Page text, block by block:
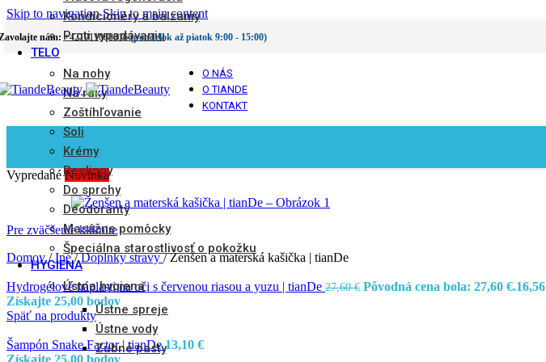
Skip to navigationSkip to main content
nám: +421911080816(pondelok až piatok 9:00 - 15:00)
O NÁS
O TIANDE
KONTAKT
Kondicionéry a balzamy
Proti vypadávaniu
TELO
Na nohy
Na ruky
Zoštíhľovanie
Soli
Krémy
Peelingy
Do sprchy
Deodoranty
Masážne pomôcky
Špeciálna starostlivosť o pokožku
HYGIENA
Ústna hygiena
Ústne spreje
Ústne vody
Zubné pasty
Vypredané Novinka
Pre zväčšenie kliknite
Domov/ Iné/ Doplnky stravy/ Ženšen a materská kašička | tianDe
Hydrogélové náplasti na oči s červenou riasou a yuzu | tianDe 27,60€ Pôvodná cena bola: 27,60 €.16,56
Získajte 25,00 bodov
Späť na produkty
Šampón Snake Factor | tianDe13,10 €
Získajte 25,00 bodov